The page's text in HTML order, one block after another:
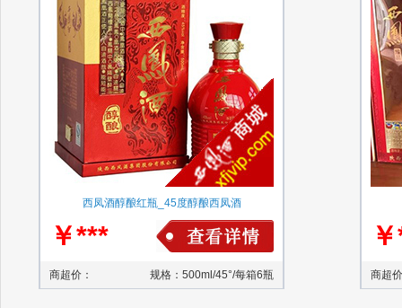
西凤酒醇酿红瓶_45度醇酿西凤酒
￥***
商超价： 规格：500ml/45°/每箱6瓶 商超